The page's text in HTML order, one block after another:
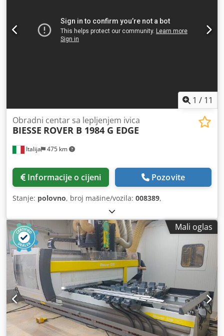
1 / 11
Italija 475 km
Obradni centar sa lepljenjem ivica
BIESSE ROVER B 1984 G EDGE
Informacije o cijeni Pozovite
Stanje: polovno, broj mašine/vozila: 008389,
Mali oglas